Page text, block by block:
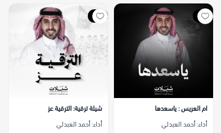
جديد
ام العريس : ياسعدها
أداء: أحمد العبدلي
جديد
شيلة ترقية: الترقية عز
أداء: أحمد العبدلي